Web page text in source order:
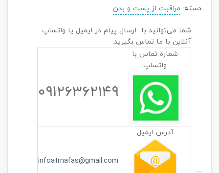
دسته: مراقبت از پست و بدن
شما می‌توانید با ارسال پیام در ایمیل یا واتساپ
آنلاین با ما تماس بگیرید.
شماره تماس با
واتساپ
۰۹۱۲۶۳۶۲۱۴۹
آدرس ایمیل
infoatrnafas@gmail.com